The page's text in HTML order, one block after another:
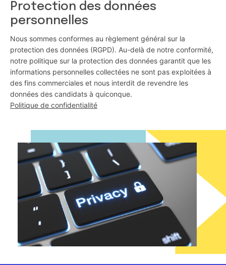
Protection des données
personnelles
Nous sommes conformes au règlement général sur la
protection des données (RGPD). Au-delà de notre conformité,
notre politique sur la protection des données garantit que les
informations personnelles collectées ne sont pas exploitées à
des fins commerciales et nous interdit de revendre les
données des candidats à quiconque.
Politique de confidentialité